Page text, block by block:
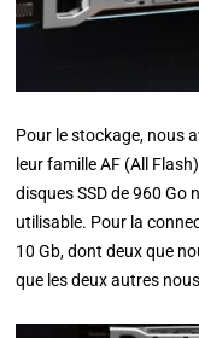
Pour le stockage, nous
leur famille AF (All
disques SSD de 960
utilisable. Pour la
10 Gb, dont deux que
que les deux autres